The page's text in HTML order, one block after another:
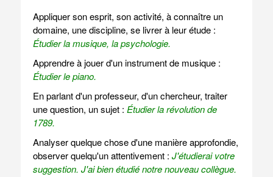
Appliquer son esprit, son activité, à connaître un
domaine, une discipline, se livrer à leur étude :
Étudier la musique, la psychologie.
Apprendre à jouer d'un instrument de musique :
Étudier le piano.
En parlant d'un professeur, d'un chercheur, traiter
une question, un sujet : Étudier la révolution de
1789.
Analyser quelque chose d'une manière approfondie,
observer quelqu'un attentivement : J'étudierai votre
suggestion. J'ai bien étudié notre nouveau collègue.